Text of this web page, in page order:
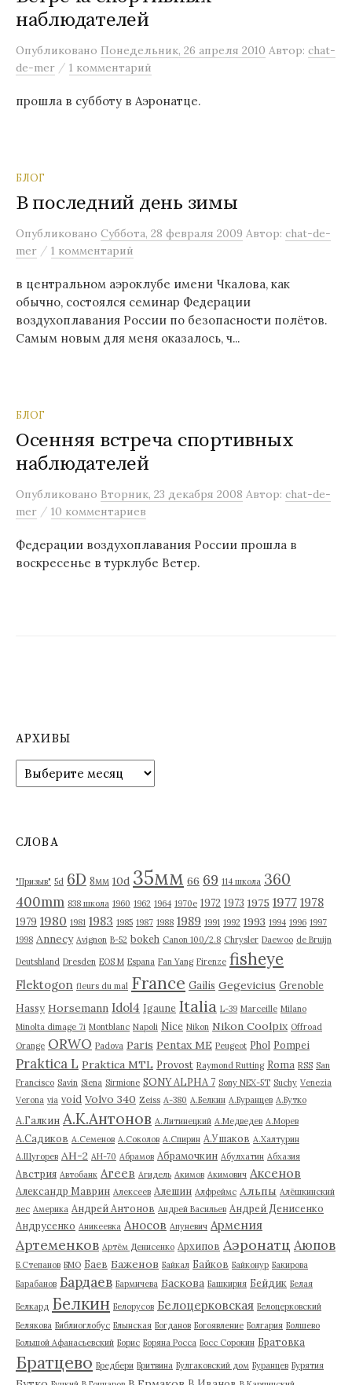
м
наблюдателей
Опубликовано Понедельник, 26 апреля 2010 Автор: chat-
de-mer / 1 комментарий
прошла в субботу в Аэронатце.
БЛОГ
В последний день зимы
Опубликовано Суббота, 28 февраля 2009 Автор: chat-de-
mer / 1 комментарий
в центральном аэроклубе имени Чкалова, как
обычно, состоялся семинар Федерации
воздухоплавания России по безопасности полётов.
Самым новым для меня оказалось, ч...
БЛОГ
Осенняя встреча спортивных
наблюдателей
Опубликовано Вторник, 23 декабря 2008 Автор: chat-de-
mer / 10 комментариев
Федерации воздухоплавания России прошла в
воскресенье в турклубе Ветер.
АРХИВЫ
р
в
СЛОВА
"Призыв" 5d 6D 8мм 10d 35мм 66 69 114 школа 360
400mm 838 школа 1960 1962 1964 1970е 1972 1973 1975 1977 1978
1979 1980 1981 1983 1985 1987 1988 1989 1991 1992 1993 1994 1996 1997
1998 Annecy Avignon B-52 bokeh Canon 100/2.8 Chrysler Daewoo de Bruijn
Deutshland Dresden EOS M Espana Fan Yang Firenze fisheye
Flektogon fleurs du mal France Gailis Gegevicius Grenoble
Hassy Horsemann Idol4 Igaune Italia L-39 Marceille Milano
Minolta dimage 7i Montblanc Napoli Nice Nikon Nikon Coolpix Offroad
Orange ORWO Padova Paris Pentax ME Peugeot Phol Pompei
Praktica L Praktica MTL Provost Raymond Rutting Roma RSS San
Francisco Savin Siena Sirmione SONY ALPHA 7 Sony NEX-5T Suchy Venezia
Verona via void Volvo 340 Zeiss А-380 А.Белкин А.Буранцев А.Бутко
А.Галкин А.К.Антонов А.Литинецкий А.Медведев А.Морев
А.Садиков А.Семенов А.Соколов А.Спирин А.Ушаков А.Халтурин
А.Щугорев АН-2 АН-70 Абрамов Абрамочкин Абулхатин Абхазия
Австрия Автобанк Агеев Агидель Акимов Акимович Аксенов
Александр Маврин Алексеев Алешин Алфреймс Альпы Алёшкинский
лес Америка Андрей Антонов Андрей Васильев Андрей Денисенко
Андрусенко Аникеевка Аносов Апуневич Армения
Артеменков Артём Денисенко Архипов Аэронатц Аюпов
Б.Степанов БМО Баев Баженов Байкал Байков Байконур Бакирова
Барабанов Бардаев Бармичева Баскова Башкирия Бейдик Белая
Белкард Белкин Белорусов Белоцерковская Белоцерковский
Белякова Библиоглобус Блынская Богданов Богоявление Болгария Болшево
Большой Афанасьевский Борис Боряна Росса Босс Сорокин Братовка
Братцево Бредбери Бритвина Булгаковский дом Буранцев Бурятия